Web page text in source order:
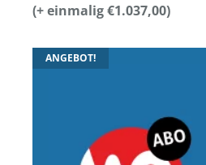
(+ einmalig€1.037,00)
ANGEBOT!